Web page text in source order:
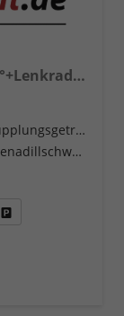
LIFE 150PS eTSI DSG GV5+AHK+360°+Lenkradheiz+IQ.Drive+ACC+App+eHeck+LED
Doppelkupplungsgetriebe (DSG)
[0E0E] Grenadillschwarz Metallic